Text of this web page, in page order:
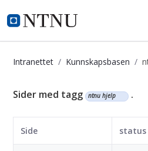
i.ntnu.no
Intranettet Kunnskapsbasen
Kunnskapsbasen
Sider med tagg ntnu hjelp .
Side status